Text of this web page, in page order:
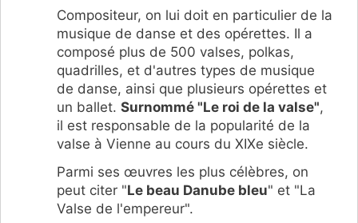
Compositeur, on lui doit en particulier de la
musique de danse et des opérettes. Il a
composé plus de 500 valses, polkas,
quadrilles, et d'autres types de musique
de danse, ainsi que plusieurs opérettes et
un ballet. Surnommé "Le roi de la valse",
il est responsable de la popularité de la
valse à Vienne au cours du XIXe siècle.
Parmi ses œuvres les plus célèbres, on
peut citer "Le beau Danube bleu" et "La
Valse de l'empereur".